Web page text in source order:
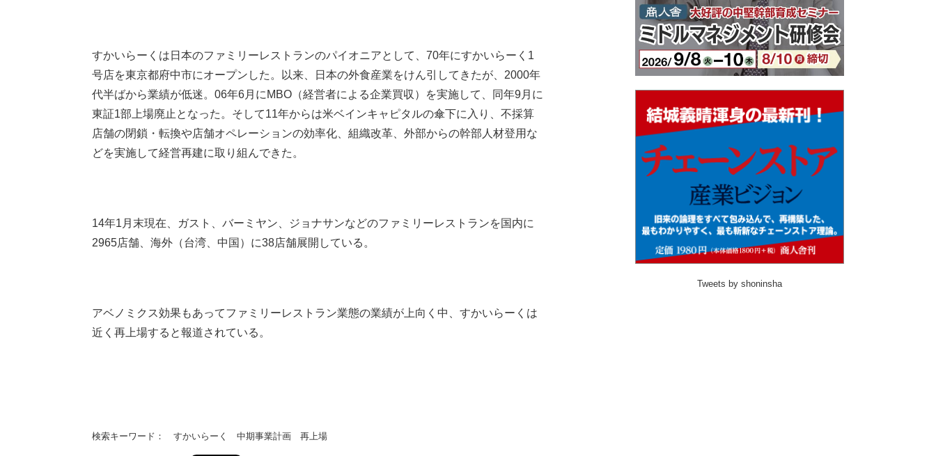
すかいらーくは日本のファミリーレストランのパイオニアとして、70年にすかいらーく1
号店を東京都府中市にオープンした。以来、日本の外食産業をけん引してきたが、2000年
代半ばから業績が低迷。06年6月にMBO（経営者による企業買収）を実施して、同年9月に
東証1部上場廃止となった。そして11年からは米ベインキャピタルの傘下に入り、不採算
店舗の閉鎖・転換や店舗オペレーションの効率化、組織改革、外部からの幹部人材登用な
どを実施して経営再建に取り組んできた。
14年1月末現在、ガスト、バーミヤン、ジョナサンなどのファミリーレストランを国内に
2965店舗、海外（台湾、中国）に38店舗展開している。
アベノミクス効果もあってファミリーレストラン業態の業績が上向く中、すかいらーくは
近く再上場すると報道されている。
検索キーワード： すかいらーく 中期事業計画 再上場
Tweets by shoninsha